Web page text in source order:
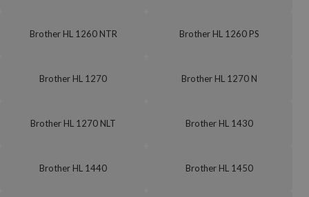
Brother HL 1260 NTR Brother HL 1260 PS
Brother HL 1270 Brother HL 1270 N
Brother HL 1270 NLT Brother HL 1430
Brother HL 1440 Brother HL 1450